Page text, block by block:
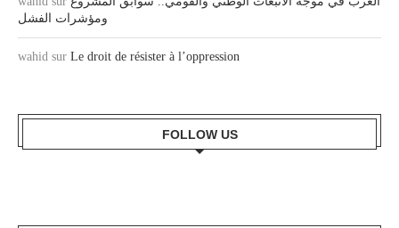
ومؤشرات الفشل
wahid sur Le droit de résister à l’oppression
FOLLOW US